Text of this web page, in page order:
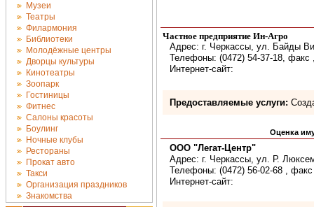
Музеи
Театры
Филармония
Библиотеки
Молодёжные центры
Дворцы культуры
Кинотеатры
Зоопарк
Гостиницы
Фитнес
Салоны красоты
Боулинг
Ночные клубы
Рестораны
Прокат авто
Такси
Организация праздников
Знакомства
Частное предприятие Ин-Агро
Адрес: г. Черкассы, ул. Байды
Телефоны: (0472) 54-37-18, факс
Интернет-сайт:
Предоставляемые услуги:
Оценка
ООО "Легат-Центр"
Адрес: г. Черкассы, ул. Р.
Телефоны: (0472) 56-02-68 ,
Интернет-сайт: